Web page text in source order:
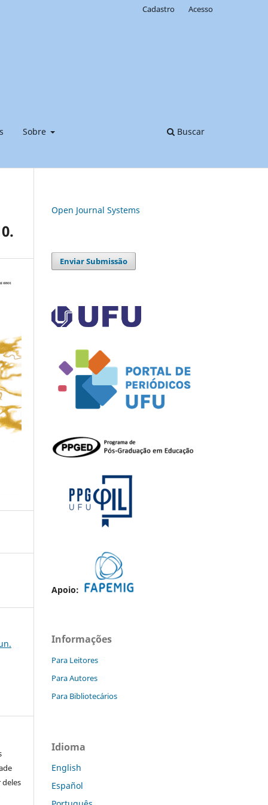
Sobre Buscar
Cadastro Acesso
Open Journal Systems
Enviar Submissão
Apoio:
Informações
Para Leitores
Para Autores
Para Bibliotecários
Idioma
English
Español